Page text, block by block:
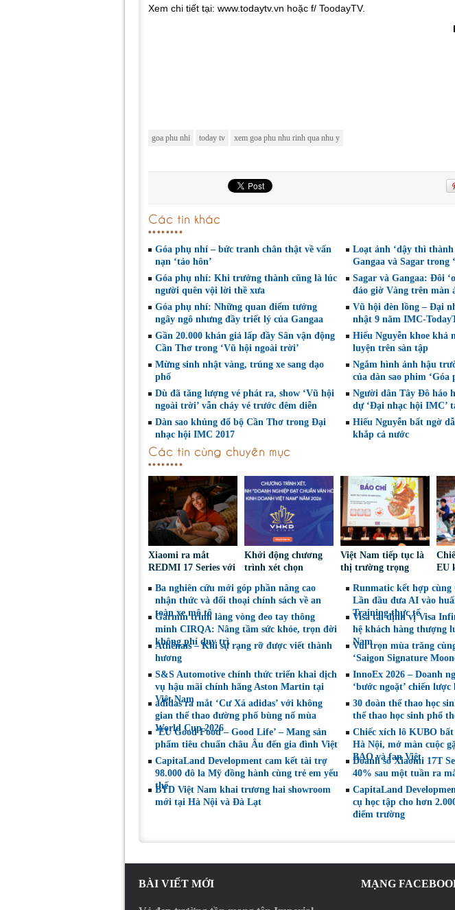
Xem chi tiết tại: www.todaytv.vn hoặc f/ ToodayTV.
goa phu nhi today tv xem goa phu nhu rinh qua nhu y
Các tin khác
Góa phụ nhí – bức tranh chân thật về vấn
nạn ‘tảo hôn’
Loạt ảnh ‘dậy thì thành
Gangaa và Sagar trong
Góa phụ nhí: Khi trưởng thành cũng là lúc
người quên vội lời thề xưa
Sagar và Gangaa: Đôi
đảo giờ Vàng trên màn
Góa phụ nhí: Những quan điểm tưởng
ngây ngô nhưng đầy triết lý của Gangaa
Vũ hội đèn lồng – Đại
nhật 9 năm IMC-
Gần 20.000 khán giả lấp đầy Sân vận động
Cần Thơ trong ‘Vũ hội ngoài trời’
Hiếu Nguyễn khoe khả
luyện trên sàn tập
Mừng sinh nhật vàng, trúng xe sang dạo
phố
Ngắm hình ảnh hậu
của dàn sao phim ‘Góa
Dù đã tăng lượng vé phát ra, show ‘Vũ hội
ngoài trời’ vẫn cháy vé trước đêm diễn
Người dân Tây Đô háo
dự ‘Đại nhạc hội IMC’
Dàn sao khủng đổ bộ Cần Thơ trong Đại
nhạc hội IMC 2017
Hiếu Nguyễn bất ngờ
khắp cả nước
Các tin cùng chuyên mục
Xiaomi ra mắt
REDMI 17 Series với
kế trẻ trung, giá từ
5,5 triệu đồng
Khởi động chương
trình xét chọn
chuẩn Văn hóa Kinh
doanh Việt Nam’
năm 2026
Việt Nam tiếp tục là
thị trường trọng
sản, thực phẩm Ba
Lan
EU
Ba nghiên cứu mới góp phần nâng cao
nhận thức và đối thoại chính sách về an
toàn xe mô tô
Runmatic kết hợp cùng
Lần đầu đưa AI vào
Training thực tế
Garmin trình làng vòng đeo tay thông
minh CIRQA: Nâng tầm sức khỏe, trọn đời
không phí duy trì
Visa tái định vị Visa
hệ khách hàng thượng
Nam
Athénaïs – Khi sự rạng rỡ được viết thành
hương
Vui trọn mùa trăng
‘Saigon Signature
S&S Automotive chính thức triển khai dịch
vụ hậu mãi chính hãng Aston Martin tại
Việt Nam
InnoEx 2026 – Doanh
‘bước ngoặt’ chiến
adidas ra mắt ‘Cư Xá adidas’ với không
gian thể thao đường phố bùng nổ mùa
World Cup 2026
30 đoàn thể thao học
thể thao học sinh phổ
‘EU Good Food – Good Life’ – Mang sản
phẩm tiêu chuẩn châu Âu đến gia đình Việt
Chiếc xích lô KUBO
Hà Nội, mở màn cuộc
BAO và fan Việt
CapitaLand Development cam kết tài trợ
98.000 đô la Mỹ đồng hành cùng trẻ em yếu
thế
Doanh số Xiaomi 17T
40% sau một tuần ra
BYD Việt Nam khai trương hai showroom
mới tại Hà Nội và Đà Lạt
CapitaLand
cụ học tập cho hơn
điểm trường
BÀI VIẾT MỚI MẠNG